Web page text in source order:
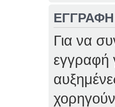
ΕΓΓΡΑΦΗ
Για να
εγγραφή